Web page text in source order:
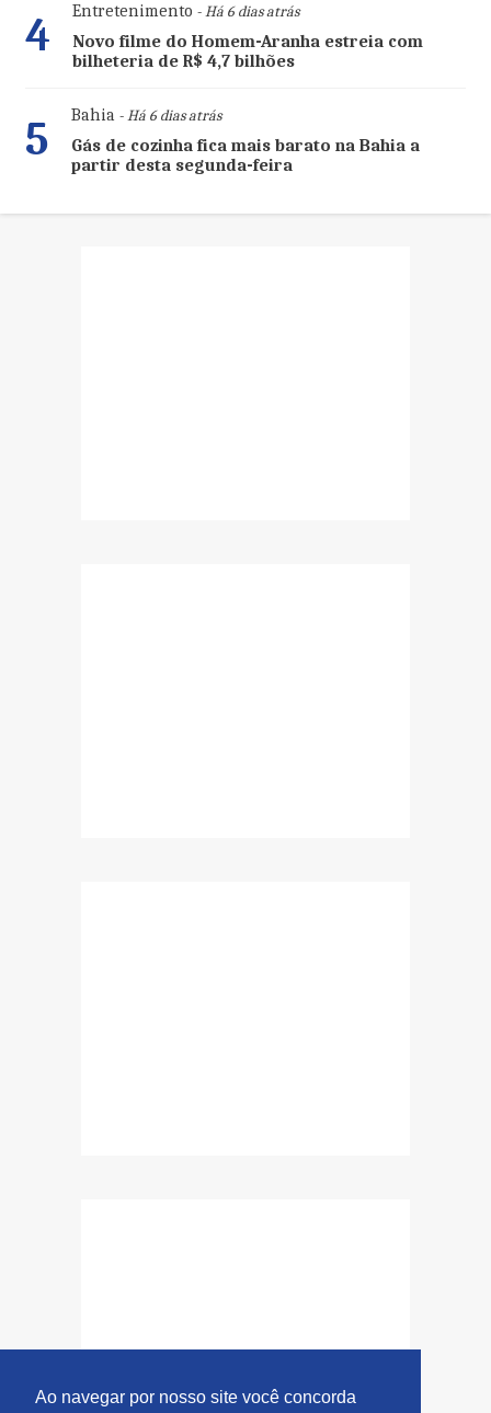
Ao navegar por nosso site você concorda
4 Entretenimento - Há 6 dias atrás
Novo filme do Homem-Aranha estreia com
bilheteria de R$ 4,7 bilhões
5 Bahia- Há 6 dias atrás
Gás de cozinha fica mais barato na Bahia a
partir desta segunda-feira